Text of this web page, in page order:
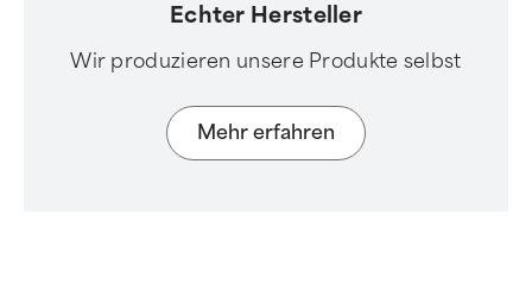
Echter Hersteller
Wir produzieren unsere Produkte selbst
Mehr erfahren